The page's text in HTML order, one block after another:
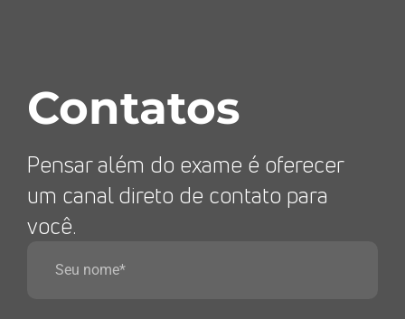
Contatos
Pensar além do exame é oferecer
um canal direto de contato para
você.